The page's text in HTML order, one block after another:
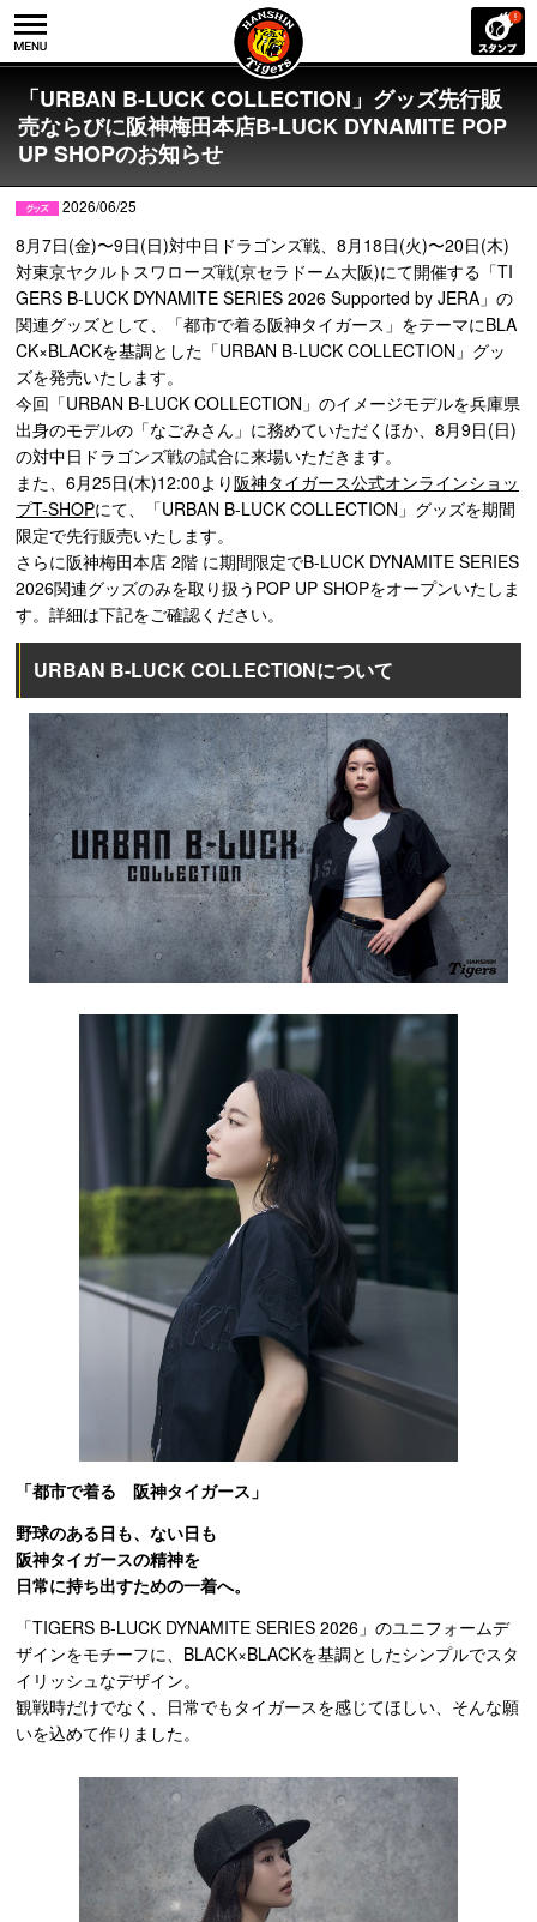
「URBAN B-LUCK COLLECTION」グッズ先行販
売ならびに阪神梅田本店B-LUCK DYNAMITE POP
UP SHOPのお知らせ
2026/06/25
8月7日(金)〜9日(日)対中日ドラゴンズ戦、8月18日(火)〜20日(木)
対東京ヤクルトスワローズ戦(京セラドーム大阪)にて開催する「TI
GERS B-LUCK DYNAMITE SERIES 2026 Supported by JERA」の
関連グッズとして、「都市で着る阪神タイガース」をテーマにBLA
CK×BLACKを基調とした「URBAN B-LUCK COLLECTION」グッ
ズを発売いたします。
今回「URBAN B-LUCK COLLECTION」のイメージモデルを兵庫県
出身のモデルの「なごみさん」に務めていただくほか、8月9日(日)
の対中日ドラゴンズ戦の試合に来場いただきます。
また、6月25日(木)12:00より阪神タイガース公式オンラインショッ
プT-SHOPにて、「URBAN B-LUCK COLLECTION」グッズを期間
限定で先行販売いたします。
さらに阪神梅田本店 2階 に期間限定でB-LUCK DYNAMITE SERIES
2026関連グッズのみを取り扱うPOP UP SHOPをオープンいたしま
す。詳細は下記をご確認ください。
URBAN B-LUCK COLLECTIONについて
「都市で着る 阪神タイガース」
野球のある日も、ない日も
阪神タイガースの精神を
日常に持ち出すための一着へ。
「TIGERS B-LUCK DYNAMITE SERIES 2026」のユニフォームデ
ザインをモチーフに、BLACK×BLACKを基調としたシンプルでスタ
イリッシュなデザイン。
観戦時だけでなく、日常でもタイガースを感じてほしい、そんな願
いを込めて作りました。